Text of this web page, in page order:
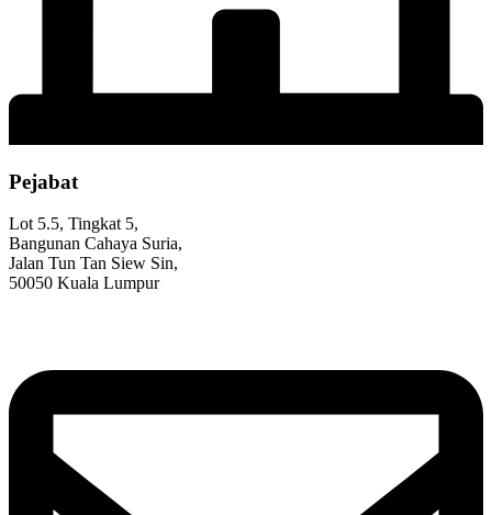
Pejabat
Lot 5.5, Tingkat 5,
Bangunan Cahaya Suria,
Jalan Tun Tan Siew Sin,
50050 Kuala Lumpur